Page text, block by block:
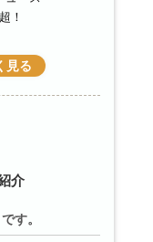
！
見る
介
す。